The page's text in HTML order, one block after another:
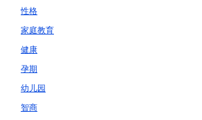
性格
家庭教育
健康
孕期
幼儿园
智商